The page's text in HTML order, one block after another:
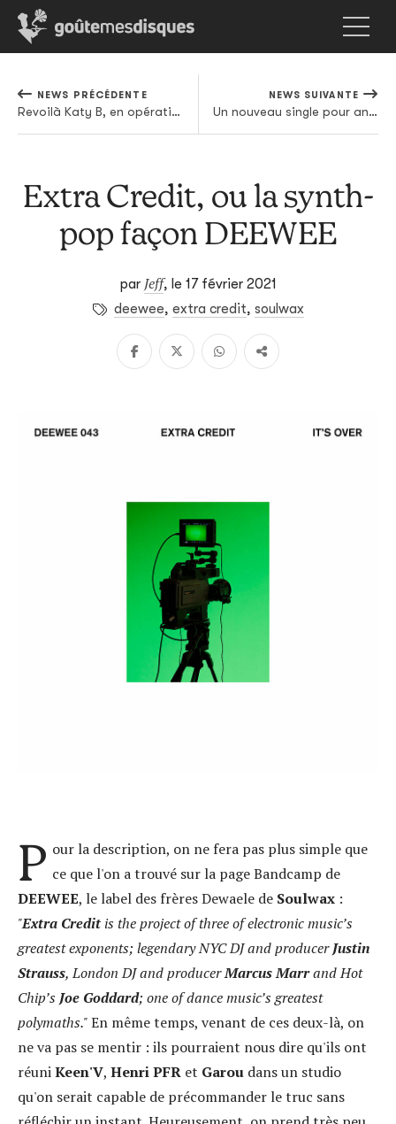
NEWS PRÉCÉDENTE
Revoilà Katy B, en opération séduction chez Moses Boyd
NEWS SUIVANTE
Un nouveau single pour annoncer le prochain album pour Gojira
Extra Credit, ou la synth-
pop façon DEEWEE
par Jeff, le 17 février 2021
deewee, extra credit, soulwax
P our la description, on ne fera pas plus simple que
ce que l'on a trouvé sur la page Bandcamp de
DEEWEE, le label des frères Dewaele de Soulwax :
"Extra Credit is the project of three of electronic music’s
greatest exponents; legendary NYC DJ and producerJustin
Strauss, London DJ and producerMarcus Marrand Hot
Chip’s Joe Goddard; one of dance music’s greatest
polymaths."En même temps, venant de ces deux-là, on
ne va pas se mentir : ils pourraient nous dire qu'ils ont
réuniKeen'V, Henri PFR et Garou dans un studio
qu'on serait capable de précommander le truc sans